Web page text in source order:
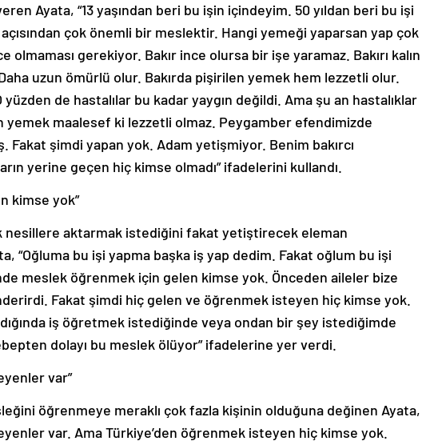
Ayata, “13 yaşından beri bu işin içindeyim. 50 yıldan beri bu işi
açısından çok önemli bir meslektir. Hangi yemeği yaparsan yap çok
olmaması gerekiyor. Bakır ince olursa bir işe yaramaz. Bakırı kalın
uzun ömürlü olur. Bakırda pişirilen yemek hem lezzetli olur.
yüzden de hastalılar bu kadar yaygın değildi. Ama şu an hastalıklar
yemek maalesef ki lezzetli olmaz. Peygamber efendimizde
Fakat şimdi yapan yok. Adam yetişmiyor. Benim bakırcı
yerine geçen hiç kimse olmadı” ifadelerini kullandı.
kimse yok”
nesillere aktarmak istediğini fakat yetiştirecek eleman
“Oğluma bu işi yapma başka iş yap dedim. Fakat oğlum bu işi
meslek öğrenmek için gelen kimse yok. Önceden aileler bize
Fakat şimdi hiç gelen ve öğrenmek isteyen hiç kimse yok.
iş öğretmek istediğinde veya ondan bir şey istediğimde
dolayı bu meslek ölüyor” ifadelerine yer verdi.
var”
öğrenmeye meraklı çok fazla kişinin olduğuna değinen Ayata,
var. Ama Türkiye’den öğrenmek isteyen hiç kimse yok.